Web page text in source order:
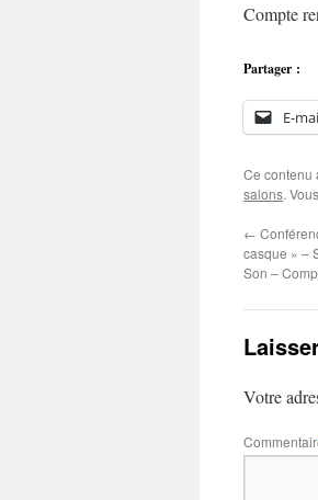
Compte
Partager :
E-
Ce contenu
salons.
←
casque » –
Son –
Votre